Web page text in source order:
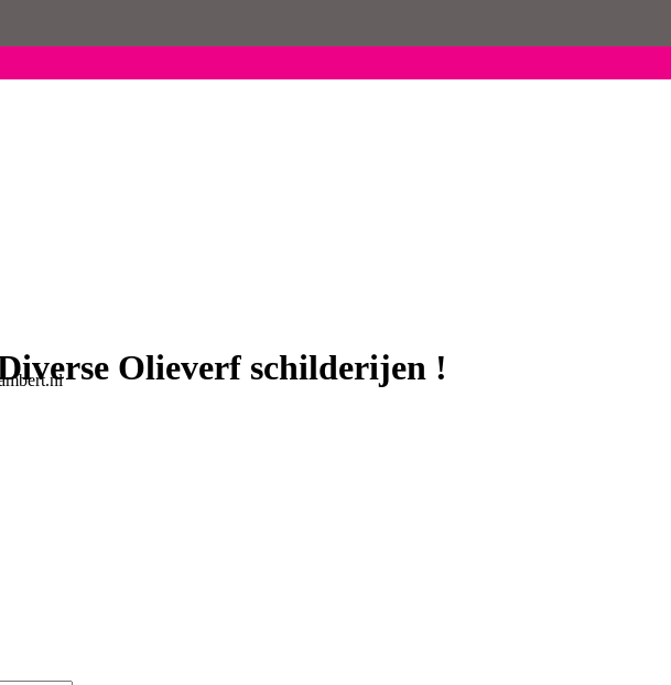
Olieverf schilderijen !